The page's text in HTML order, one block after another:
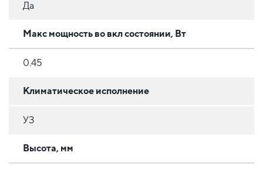
Да
Макс мощность во вкл состоянии, Вт
0.45
Климатическое исполнение
УЗ
Высота, мм